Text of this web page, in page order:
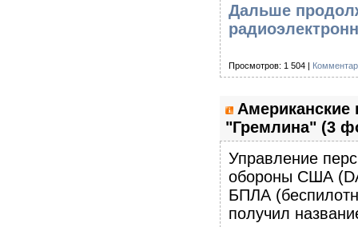
Дальше
Просмотров: 1 504 |
Американские
"Гремлина" (3
Управление
обороны США
БПЛА
получил